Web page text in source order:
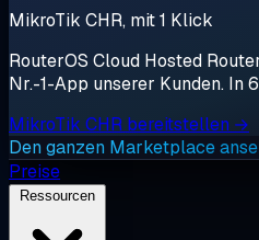
MikroTik CHR, mit 1 Klick
RouterOS Cloud Hosted
Nr.-1-App unserer Kunden. In
MikroTik CHR bereitstellen →
Den ganzen Marketplace
Preise